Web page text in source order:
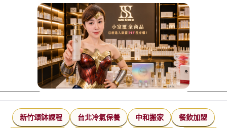
新竹頌缽課程 台北冷氣保養 中和搬家 餐飲加盟